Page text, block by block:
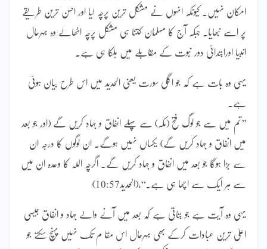
امکان نہیں۔ کیونکہ انہوں نے مشکل ترین پرچہ لیا اور احسن ترین طریقے
پر اسے نبھایا۔ جبکہ آج کا مسلمان کتنا ہی مشکل پرچہ اٹھالے وہ بہرحال
انبیا اورابتدائی دور نبوت کے مقابلے میں ہلکا ہی ہے۔
یہی وہ بات ہے کہ جو اگلی سورت یعنی الحدید میں اس طرح بیان ہوئی
ہے۔
’’تم میں سے جو لوگ فتح (مکہ) سے پہلے انفاق و جہاد کریں گے (اور جو بعد
میں انفاق و جہاد کریں گے) یکساں نہیں ہوگے۔ ان لوگوں کا درجہ ان
سے بڑا ہوگا جو بعد میں انفاق و جہاد کریں گے۔ اگرچہ اللہ کا وعدہ ان میں
سے ہر ایک سے اچھا ہی ہے۔‘‘،(الحدید10:57)
یہی وہ آیت ہے جو بتاتی ہے کہ بعد میں آنے والے جہاد و انفاق جیسی
اعلیٰ ترین عبادات کرکے بھی بہرحال اس مقا م تک نہیں پہنچ سکتے جو